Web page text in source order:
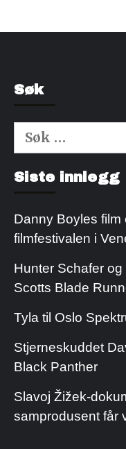
Søk
Søk
etter:
Siste innlegg
Danny Boyles
filmfestivalen i
Hunter Schafer
Scotts Blade
Tyla til Oslo
Stjerneskuddet
Black Panther
Slavoj Žižek-
samprodusent får